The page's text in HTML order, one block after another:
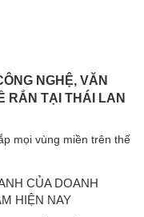
NGHỆ, VĂN
RẮN TẠI THÁI LAN
mọi vùng miền trên thế
CỦA DOANH
HIỆN NAY